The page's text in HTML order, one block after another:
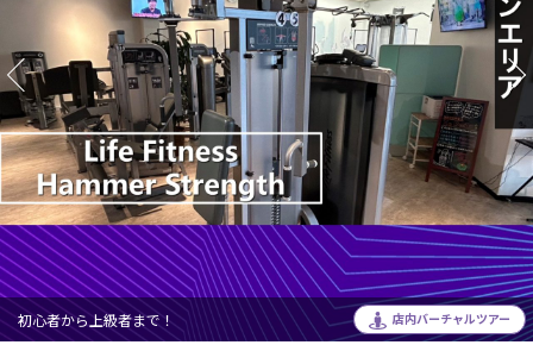
店内バーチャルツアー
初心者から上級者まで！